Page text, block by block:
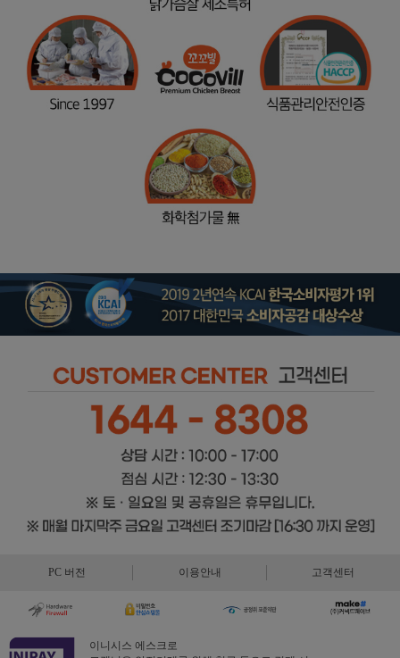
PC 버전 이용안내 고객센터
이니시스 에스크로